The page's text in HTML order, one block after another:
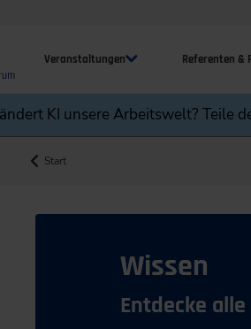
Veranstaltungen Referenten &
KI unsere Arbeitswelt? Teile
Start
Wissen
Entdecke